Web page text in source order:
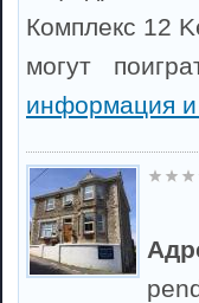
Комплекс 12
могут
информация